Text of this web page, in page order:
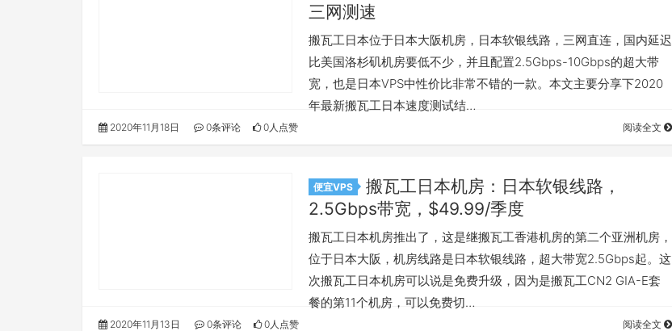
三网测速
搬瓦工日本位于日本大阪机房，日本软银线路，三网直连，国内延迟
比美国洛杉矶机房要低不少，并且配置2.5Gbps-10Gbps的超大带
宽，也是日本VPS中性价比非常不错的一款。本文主要分享下2020
年最新搬瓦工日本速度测试结…
2020年11月18日 0条评论 0人点赞 阅读全文
便宜VPS
搬瓦工日本机房：日本软银线路，
2.5Gbps带宽，$49.99/季度
搬瓦工日本机房推出了，这是继搬瓦工香港机房的第二个亚洲机房，
位于日本大阪，机房线路是日本软银线路，超大带宽2.5Gbps起。这
次搬瓦工日本机房可以说是免费升级，因为是搬瓦工CN2 GIA-E套
餐的第11个机房，可以免费切…
2020年11月13日 0条评论 0人点赞 阅读全文